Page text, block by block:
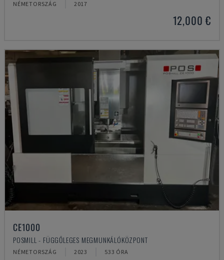
NÉMETORSZÁG 2017
12,000 €
CE1000
POSMILL - FÜGGŐLEGES MEGMUNKÁLÓKÖZPONT
NÉMETORSZÁG 2023 533 ÓRA